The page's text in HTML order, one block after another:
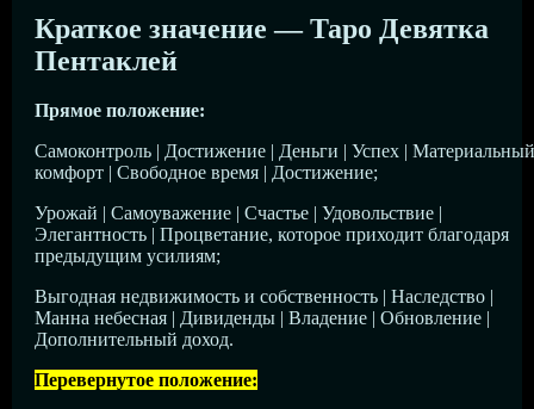
Краткое значение — Таро Девятка
Пентаклей
Прямое положение:
Самоконтроль | Достижение | Деньги | Успех | Материальный
комфорт | Свободное время | Достижение;
Урожай | Самоуважение | Счастье | Удовольствие |
Элегантность | Процветание, которое приходит благодаря
предыдущим усилиям;
Выгодная недвижимость и собственность | Наследство |
Манна небесная | Дивиденды | Владение | Обновление |
Дополнительный доход.
Перевернутое положение: